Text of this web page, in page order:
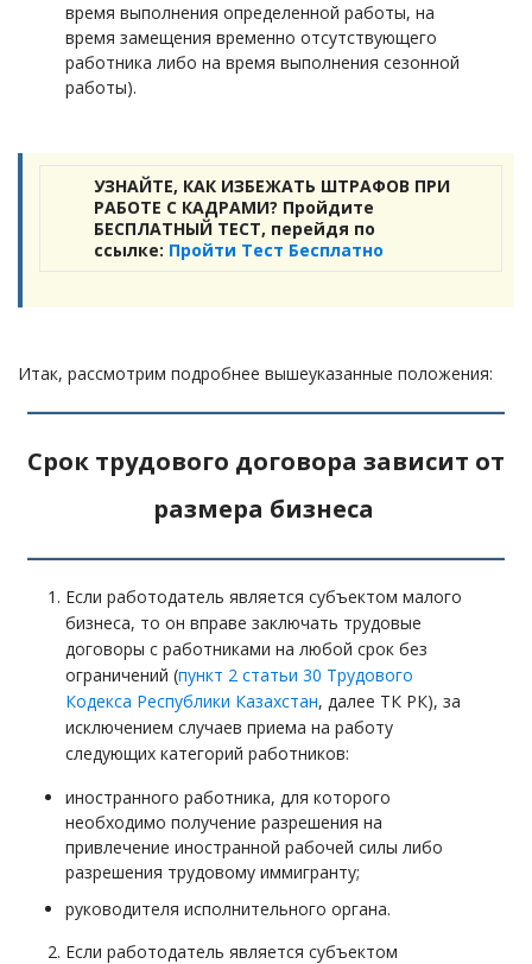
время выполнения определенной работы, на
время замещения временно отсутствующего
работника либо на время выполнения сезонной
работы).
УЗНАЙТЕ, КАК ИЗБЕЖАТЬ ШТРАФОВ ПРИ
РАБОТЕ С КАДРАМИ? Пройдите
БЕСПЛАТНЫЙ ТЕСТ, перейдя по
ссылке: Пройти Тест Бесплатно
Итак, рассмотрим подробнее вышеуказанные положения:
Срок трудового договора зависит от
размера бизнеса
Если работодатель является субъектом малого
бизнеса, то он вправе заключать трудовые
договоры с работниками на любой срок без
ограничений (пункт 2 статьи 30 Трудового
Кодекса Республики Казахстан, далее ТК РК), за
исключением случаев приема на работу
следующих категорий работников:
иностранного работника, для которого
необходимо получение разрешения на
привлечение иностранной рабочей силы либо
разрешения трудовому иммигранту;
руководителя исполнительного органа.
Если работодатель является субъектом